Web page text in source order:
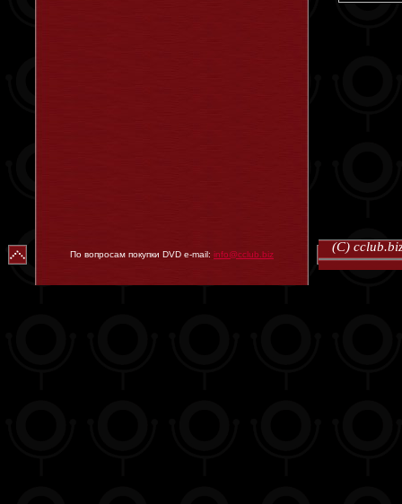
По вопросам покупки DVD e-mail: info@cclub.biz
(C)